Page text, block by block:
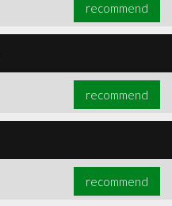
recommend
recommend
recommend